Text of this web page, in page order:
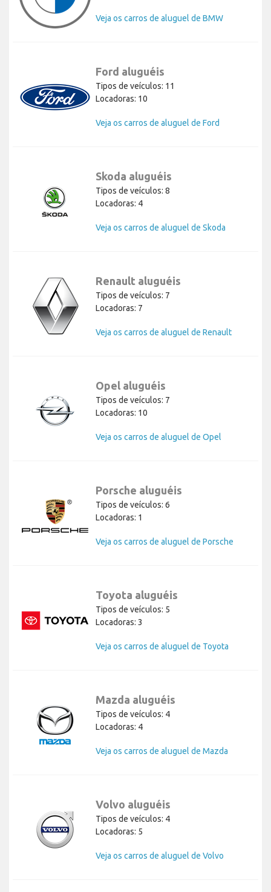
Veja os carros de aluguel de BMW
Ford aluguéis
Tipos de veículos: 11
Locadoras: 10
Veja os carros de aluguel de Ford
Skoda aluguéis
Tipos de veículos: 8
Locadoras: 4
Veja os carros de aluguel de Skoda
Renault aluguéis
Tipos de veículos: 7
Locadoras: 7
Veja os carros de aluguel de Renault
Opel aluguéis
Tipos de veículos: 7
Locadoras: 10
Veja os carros de aluguel de Opel
Porsche aluguéis
Tipos de veículos: 6
Locadoras: 1
Veja os carros de aluguel de Porsche
Toyota aluguéis
Tipos de veículos: 5
Locadoras: 3
Veja os carros de aluguel de Toyota
Mazda aluguéis
Tipos de veículos: 4
Locadoras: 4
Veja os carros de aluguel de Mazda
Volvo aluguéis
Tipos de veículos: 4
Locadoras: 5
Veja os carros de aluguel de Volvo